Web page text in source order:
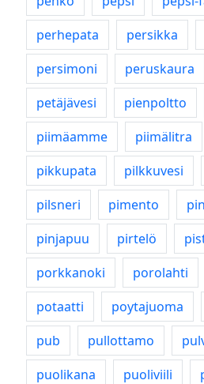
perhepata
persikka
persimoni
peruskaura
petäjävesi
pienpoltto
piimäamme
piimälitra
pikkupata
pilkkuvesi
pilsneri
pimento
pinjapuu
pirtelö
porkkanoki
porolahti
potaatti
poytajuoma
pub
pullottamo
puolikana
puoliviili